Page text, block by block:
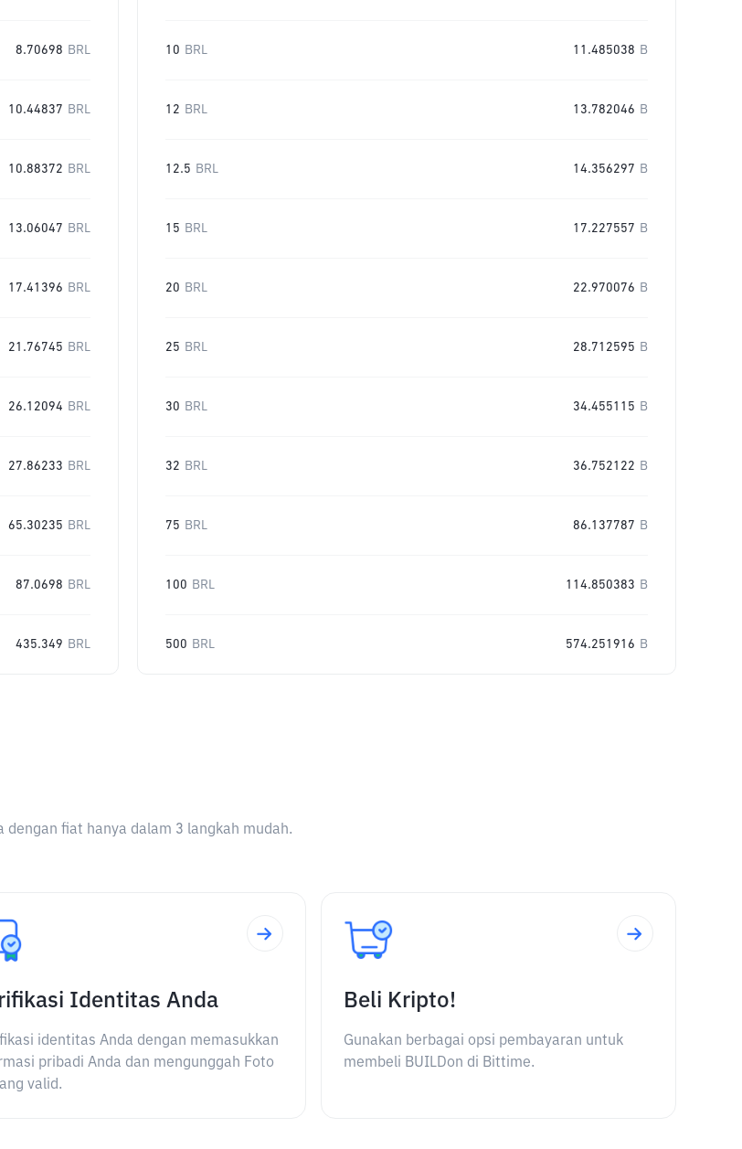
8.70698 BRL
10.44837 BRL
10.88372 BRL
13.06047 BRL
17.41396 BRL
21.76745 BRL
26.12094 BRL
27.86233 BRL
65.30235 BRL
87.0698 BRL
435.349 BRL
10 BRL 11.485038 B
12 BRL 13.782046 B
12.5 BRL 14.356297 B
15 BRL 17.227557 B
20 BRL 22.970076 B
25 BRL 28.712595 B
30 BRL 34.455115 B
32 BRL 36.752122 B
75 BRL 86.137787 B
100 BRL 114.850383 B
500 BRL 574.251916 B
fiat hanya dalam 3 langkah mudah.
Identitas Anda
identitas Anda dengan memasukkan
pribadi Anda dan mengunggah Foto
valid.
Beli Kripto!
Gunakan berbagai opsi pembayaran untuk
membeli BUILDon di Bittime.